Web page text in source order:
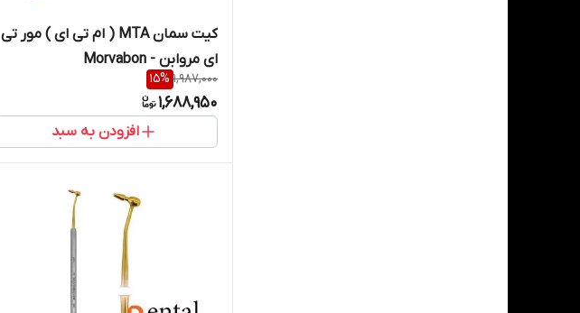
کیت سمان MTA ( ام تی ای ) مور تی
ای مروابن - Morvabon
1,987,000
15%
1,688,950
افزودن به سبد